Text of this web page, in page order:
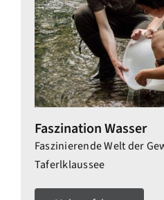
Faszination Wasser
Faszinierende Welt der
Taferlklaussee